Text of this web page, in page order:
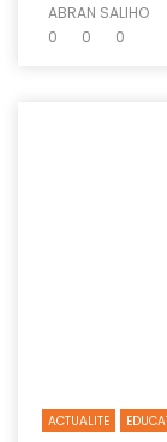
ABRAN SALIHO
0
0 0
ACTUALITE